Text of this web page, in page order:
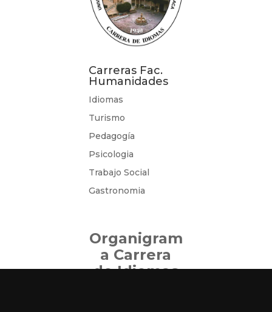
Carreras Fac.
Humanidades
Idiomas
Turismo
Pedagogía
Psicologia
Trabajo Social
Gastronomia
Organigram
a Carrera
de Idiomas